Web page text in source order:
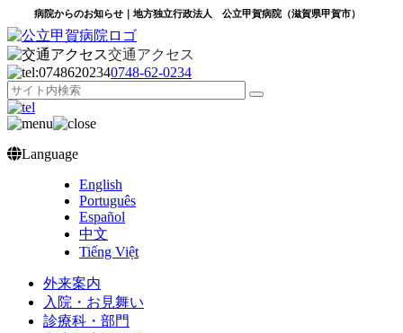
病院からのお知らせ｜地方独立行政法人 公立甲賀病院（滋賀県甲賀市）
交通アクセス
0748‐62‐0234
Language
English
Português
Español
中文
Tiếng Việt
外来案内
入院・お見舞い
診療科・部門